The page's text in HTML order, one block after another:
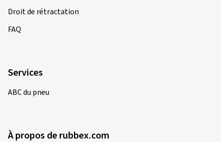
Droit de rétractation
FAQ
Services
ABC du pneu
À propos de rubbex.com